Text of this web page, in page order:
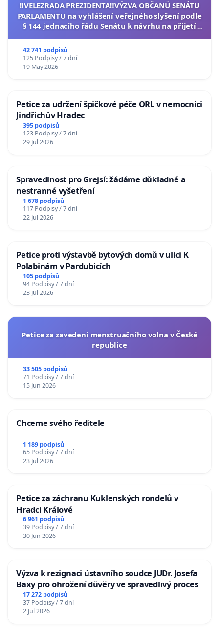
‼️VELEZRADA PREZIDENTA‼️VÝZVA OBČANŮ SENÁTU
PARLAMENTU na vyhlášení veřejného slyšení podle
§ 144 jednacího řádu Senátu k návrhu na přijetí
42 741 podpisů
125 Podpisy / 7 dní
19 May 2026
Petice za udržení špičkové péče ORL v nemocnici
Jindřichův Hradec
395 podpisů
123 Podpisy / 7 dní
29 Jul 2026
Spravedlnost pro Grejsí: žádáme důkladné a
nestranné vyšetření
1 678 podpisů
117 Podpisy / 7 dní
22 Jul 2026
Petice proti výstavbě bytových domů v ulici K
Polabinám v Pardubicích
105 podpisů
94 Podpisy / 7 dní
23 Jul 2026
Petice za zavedení menstruačního volna v České
republice
33 505 podpisů
71 Podpisy / 7 dní
15 Jun 2026
Chceme svého ředitele
1 189 podpisů
65 Podpisy / 7 dní
23 Jul 2026
Petice za záchranu Kuklenských rondelů v
Hradci Králové
6 961 podpisů
39 Podpisy / 7 dní
30 Jun 2026
Výzva k rezignaci ústavního soudce JUDr. Josefa
Baxy pro ohrožení důvěry ve spravedlivý proces
17 272 podpisů
37 Podpisy / 7 dní
2 Jul 2026